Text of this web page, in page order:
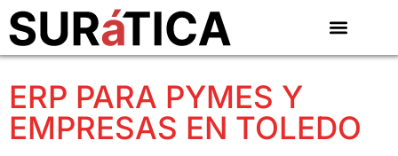
ERP PARA PYMES Y
EMPRESAS EN TOLEDO